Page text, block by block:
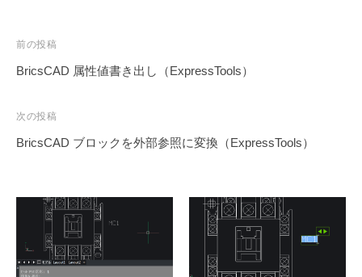
投
稿
ビ
ゲ
前の投稿
BricsCAD 属性値書き出し（ExpressTools）
次の投稿
BricsCAD ブロックを外部参照に変換（ExpressTools）